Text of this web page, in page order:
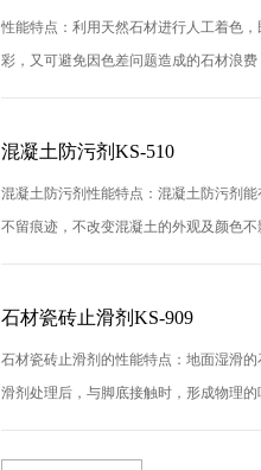
性能特点：利用天然石材进行人工着色
彩，又可避免因色差问题造成的石材浪费
混凝土防污剂KS-510
混凝土防污剂性能特点：混凝土防污剂
不留痕迹，不改变混凝土的外观及颜色不
石材瓷砖止滑剂KS-909
石材瓷砖止滑剂的性能特点：地面湿滑
滑剂处理后，与脚底接触时，形成物理的